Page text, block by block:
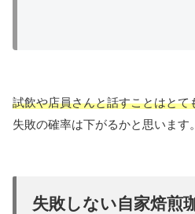
試飲や店員さんと話すことはとて
失敗の確率は下がるかと思います。
失敗しない自家焙煎